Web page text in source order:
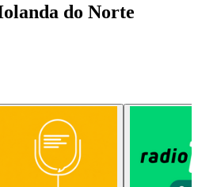
do Norte